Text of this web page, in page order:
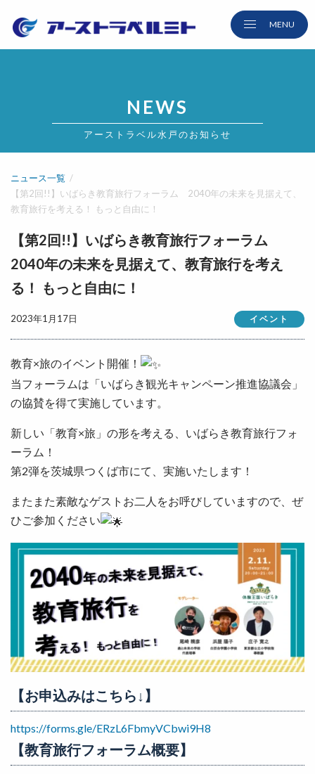
NEWS
アーストラベル水戸のお知らせ
ニュース一覧
【第2回!!】いばらき教育旅行フォーラム 2040年の未来を見据えて、
教育旅行を考える！ もっと自由に！
【第2回!!】いばらき教育旅行フォーラム
2040年の未来を見据えて、教育旅行を考え
る！ もっと自由に！
2023年1月17日 イベント
教育×旅のイベント開催！
当フォーラムは「いばらき観光キャンペーン推進協議会」
の協賛を得て実施しています。
新しい「教育×旅」の形を考える、いばらき教育旅行フォ
ーラム！
第2弾を茨城県つくば市にて、実施いたします！
またまた素敵なゲストお二人をお呼びしていますので、ぜ
ひご参加ください
【お申込みはこちら↓】
https://forms.gle/ERzL6FbmyVCbwi9H8
【教育旅行フォーラム概要】